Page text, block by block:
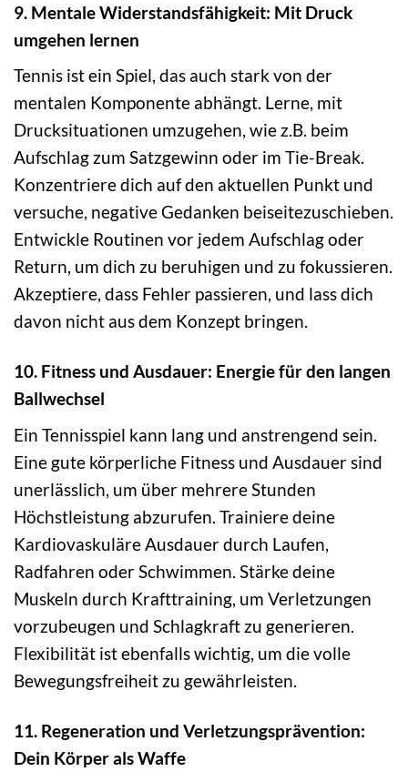
9. Mentale Widerstandsfähigkeit: Mit Druck
umgehen lernen
Tennis ist ein Spiel, das auch stark von der
mentalen Komponente abhängt. Lerne, mit
Drucksituationen umzugehen, wie z.B. beim
Aufschlag zum Satzgewinn oder im Tie-Break.
Konzentriere dich auf den aktuellen Punkt und
versuche, negative Gedanken beiseitezuschieben.
Entwickle Routinen vor jedem Aufschlag oder
Return, um dich zu beruhigen und zu fokussieren.
Akzeptiere, dass Fehler passieren, und lass dich
davon nicht aus dem Konzept bringen.
10. Fitness und Ausdauer: Energie für den langen
Ballwechsel
Ein Tennisspiel kann lang und anstrengend sein.
Eine gute körperliche Fitness und Ausdauer sind
unerlässlich, um über mehrere Stunden
Höchstleistung abzurufen. Trainiere deine
Kardiovaskuläre Ausdauer durch Laufen,
Radfahren oder Schwimmen. Stärke deine
Muskeln durch Krafttraining, um Verletzungen
vorzubeugen und Schlagkraft zu generieren.
Flexibilität ist ebenfalls wichtig, um die volle
Bewegungsfreiheit zu gewährleisten.
11. Regeneration und Verletzungsprävention:
Dein Körper als Waffe